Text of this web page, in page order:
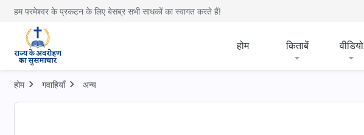
हम परमेश्वर के प्रकटन के लिए बेसब्र सभी साधकों का स्वागत करते हैं!
होम किताबें वीडियो
होम गवाहियाँ अन्य